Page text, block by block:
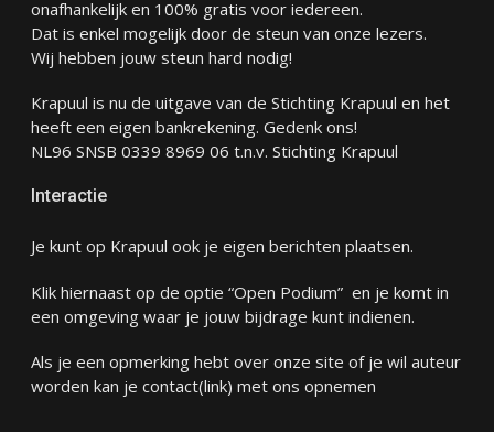
onafhankelijk en 100% gratis voor iedereen.
Dat is enkel mogelijk door de steun van onze lezers.
Wij hebben jouw steun hard nodig!
Krapuul is nu de uitgave van de Stichting Krapuul en het
heeft een eigen bankrekening. Gedenk ons!
NL96 SNSB 0339 8969 06 t.n.v. Stichting Krapuul
Interactie
Je kunt op Krapuul ook je eigen berichten plaatsen.
Klik hiernaast op de optie “Open Podium” en je komt in
een omgeving waar je jouw bijdrage kunt indienen.
Als je een opmerking hebt over onze site of je wil auteur
worden kan je contact(link) met ons opnemen